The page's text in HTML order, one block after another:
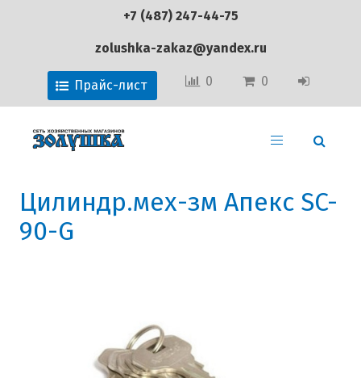
+7 (487) 247-44-75
zolushka-zakaz@yandex.ru
Прайс-лист 0 0
Цилиндр.мех-зм Апекс SC-
90-G